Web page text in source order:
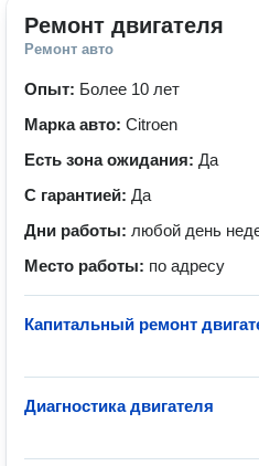
Ремонт двигателя
Ремонт авто
Опыт: Более 10 лет
Марка авто: Citroen
Есть зона ожидания: Да
С гарантией: Да
Дни работы: любой день
Место работы: по адресу
Капитальный ремонт
Диагностика двигателя